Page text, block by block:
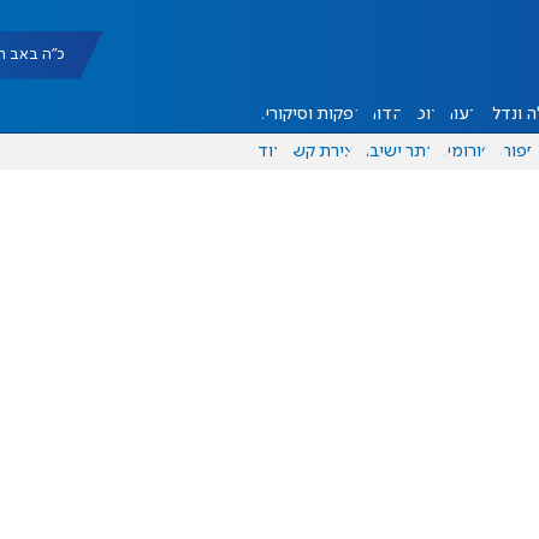
כ"ה באב תשפ"ו
ונדל"ן דעות אוכל יהדות הפקות וסיקורים
ספורט פורומים אתר ישיבה יצירת קשר עוד